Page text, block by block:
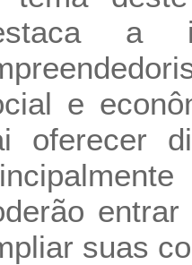
a
e
oferecer
suas